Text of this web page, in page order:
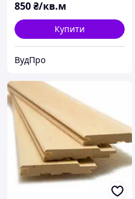
850₴/кв.м
Купити
ВудПро